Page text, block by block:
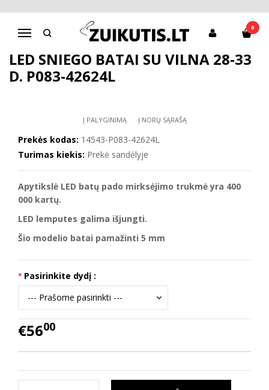
Navigacija
0
Pagrindinis
D.D.Step batai berniukams
LED sniego batai su vilna 28-33 d. P083-42624L
LED SNIEGO BATAI SU VILNA 28-33
D. P083-42624L
Į PALYGINIMĄ Į NORŲ SĄRAŠĄ
Prekės kodas: 14543-P083-42624L
Turimas kiekis: Prekė sandėlyje
Apytikslė LED batų pado mirksėjimo trukmė yra 400
000 kartų.
LED lemputes galima išjungti.
Šio modelio batai pamažinti 5 mm
Pasirinkite dydį :
€5600